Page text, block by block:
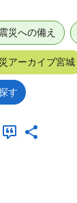
震災への備え
アーカイブ宮城
す